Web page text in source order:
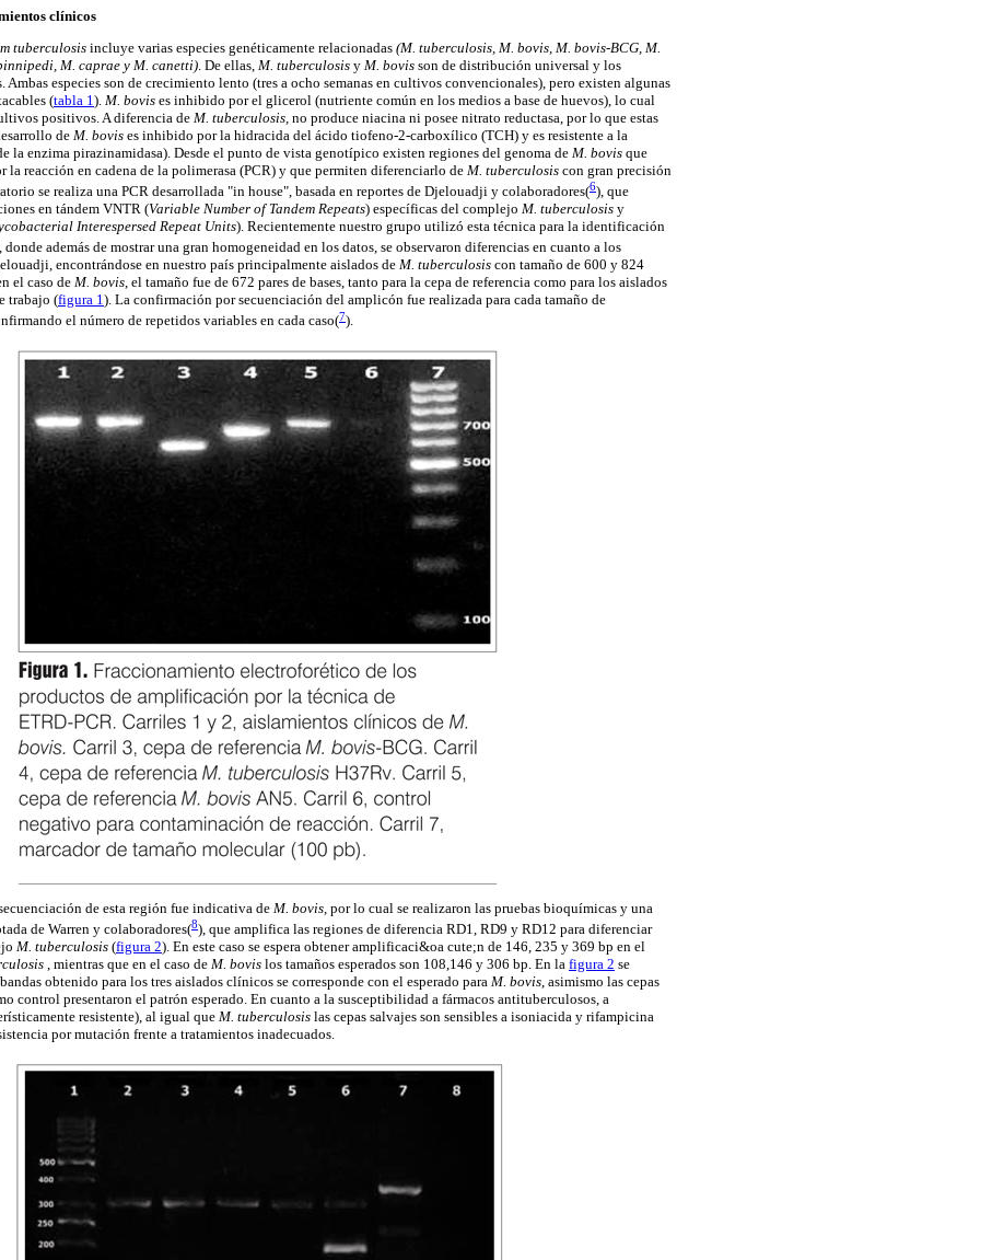
clínicos
tuberculosis incluye varias especies genéticamente relacionadas (M. tuberculosis, M. bovis, M. bovis-BCG, M.
M. caprae y M. canetti) . De ellas, M. tuberculosis y M. bovis son de distribución universal y los
Ambas especies son de crecimiento lento (tres a ocho semanas en cultivos convencionales), pero existen algunas
(tabla 1 ). M. bovis es inhibido por el glicerol (nutriente común en los medios a base de huevos), lo cual
positivos. A diferencia de M. tuberculosis, no produce niacina ni posee nitrato reductasa, por lo que estas
de M. bovis es inhibido por la hidracida del ácido tiofeno-2-carboxílico (TCH) y es resistente a la
la enzima pirazinamidasa). Desde el punto de vista genotípico existen regiones del genoma de M. bovis que
la reacción en cadena de la polimerasa (PCR) y que permiten diferenciarlo de M. tuberculosis con gran precisión
se realiza una PCR desarrollada "in house", basada en reportes de Djelouadji y colaboradores(6), que
en tándem VNTR (Variable Number of Tandem Repeats) específicas del complejo M. tuberculosis y
Interespersed Repeat Units). Recientemente nuestro grupo utilizó esta técnica para la identificación
donde además de mostrar una gran homogeneidad en los datos, se observaron diferencias en cuanto a los
encontrándose en nuestro país principalmente aislados de M. tuberculosis con tamaño de 600 y 824
el caso de M. bovis, el tamaño fue de 672 pares de bases, tanto para la cepa de referencia como para los aislados
trabajo (figura 1). La confirmación por secuenciación del amplicón fue realizada para cada tamaño de
el número de repetidos variables en cada caso(7).
de esta región fue indicativa deM. bovis, por lo cual se realizaron las pruebas bioquímicas y una
de Warren y colaboradores(8), que amplifica las regiones de diferencia RD1, RD9 y RD12 para diferenciar
M. tuberculosis (figura 2). En este caso se espera obtener amplificaci&oa cute;n de 146, 235 y 369 bp en el
, mientras que en el caso de M. bovis los tamaños esperados son 108,146 y 306 bp. En la figura 2 se
obtenido para los tres aislados clínicos se corresponde con el esperado para M. bovis, asimismo las cepas
control presentaron el patrón esperado. En cuanto a la susceptibilidad a fármacos antituberculosos, a
resistente), al igual que M. tuberculosis las cepas salvajes son sensibles a isoniacida y rifampicina
por mutación frente a tratamientos inadecuados.